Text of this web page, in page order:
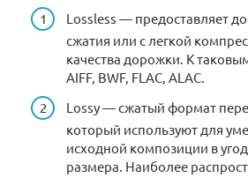
Lossless — предоставляет
сжатия или с легкой
качества дорожки. К
AIFF, BWF, FLAC, ALAC.
Lossy — сжатый формат
который используют для
исходной композиции в
размера. Наиболее